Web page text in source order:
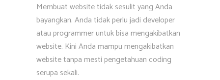
Membuat website tidak sesulit yang Anda
bayangkan. Anda tidak perlu jadi developer
atau programmer untuk bisa mengakibatkan
website. Kini Anda mampu mengakibatkan
website tanpa mesti pengetahuan coding
serupa sekali.